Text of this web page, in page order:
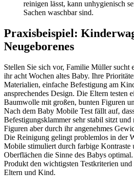
reinigen lässt, kann unhygienisch
Sachen waschbar sind.
Praxisbeispiel:
Neugeborenes
Stellen Sie sich vor, Familie Müller sucht
ihr acht Wochen altes Baby. Ihre
Materialien, einfache Befestigung am
ansprechendes Design. Die Eltern testen
Baumwolle mit großen, bunten Figuren
Nach dem Baby Mobile Test fällt auf,
Befestigungsklammer sehr stabil sitzt
Figuren aber durch ihr angenehmes
Die Reinigung gelingt problemlos in der
Mobile stimuliert durch farbige Kontraste
Oberflächen die Sinne des Babys
Produkt den wichtigsten Testkriterien
Eltern und Kind.